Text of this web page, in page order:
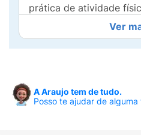
prática de atividade
de músculos e ossos.
100% WHEY fornece
proteína zero glúten,
concentrada do soro
Ver
A Araujo tem de tudo.
Posso te ajudar de alguma